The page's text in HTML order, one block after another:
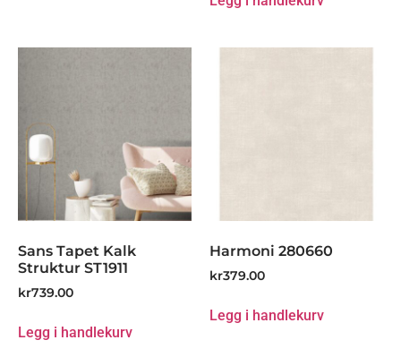
Sans Tapet Kalk
Struktur ST1911
kr739.00
Legg i handlekurv
Harmoni 280660
kr379.00
Legg i handlekurv